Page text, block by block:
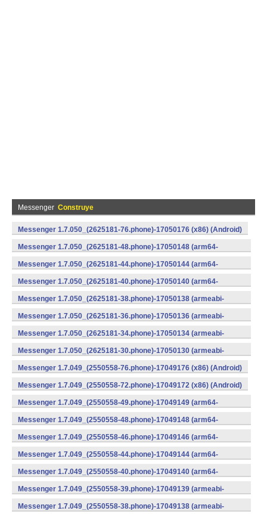
Messenger Construye
Messenger 1.7.050_(2625181-76.phone)-17050176 (x86) (Android)
Messenger 1.7.050_(2625181-48.phone)-17050148 (arm64-
v8a) (Android)
Messenger 1.7.050_(2625181-44.phone)-17050144 (arm64-
v8a) (Android)
Messenger 1.7.050_(2625181-40.phone)-17050140 (arm64-
v8a) (Android)
Messenger 1.7.050_(2625181-38.phone)-17050138 (armeabi-
v7a) (Android)
Messenger 1.7.050_(2625181-36.phone)-17050136 (armeabi-
v7a) (Android)
Messenger 1.7.050_(2625181-34.phone)-17050134 (armeabi-
v7a) (Android)
Messenger 1.7.050_(2625181-30.phone)-17050130 (armeabi-
v7a) (Android)
Messenger 1.7.049_(2550558-76.phone)-17049176 (x86) (Android)
Messenger 1.7.049_(2550558-72.phone)-17049172 (x86) (Android)
Messenger 1.7.049_(2550558-49.phone)-17049149 (arm64-
v8a) (Android)
Messenger 1.7.049_(2550558-48.phone)-17049148 (arm64-
v8a) (Android)
Messenger 1.7.049_(2550558-46.phone)-17049146 (arm64-
v8a) (Android)
Messenger 1.7.049_(2550558-44.phone)-17049144 (arm64-
v8a) (Android)
Messenger 1.7.049_(2550558-40.phone)-17049140 (arm64-
v8a) (Android)
Messenger 1.7.049_(2550558-39.phone)-17049139 (armeabi-
v7a) (Android)
Messenger 1.7.049_(2550558-38.phone)-17049138 (armeabi-